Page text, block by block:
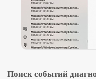
Поиск событий